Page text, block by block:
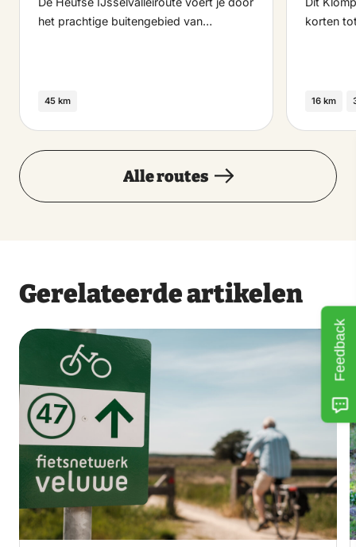
het prachtige buitengebied van…
45 km
korten
16 km
Alle routes
Gerelateerde artikelen
Feedback